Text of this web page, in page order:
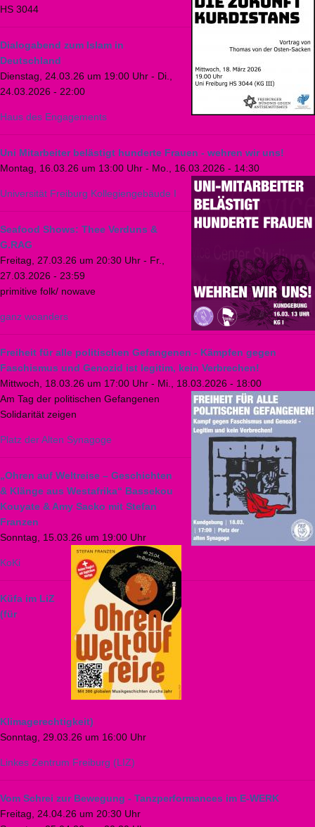
HS 3044
Dialogabend zum Islam in
Deutschland
Dienstag, 24.03.26 um 19:00 Uhr - Di.,
24.03.2026 - 22:00
Haus des Engagements
Uni Mitarbeiter belästigt hunderte Frauen - wehren wir uns!
Montag, 16.03.26 um 13:00 Uhr - Mo., 16.03.2026 - 14:30
Universität Freiburg Kollegiengebäude I
Seafood Shows: Thee Verduns &
G.RAG
Freitag, 27.03.26 um 20:30 Uhr - Fr.,
27.03.2026 - 23:59
primitive folk/ nowave
ganz woanders
Freiheit für alle politischen Gefangenen - Kämpfen gegen
Faschismus und Genozid ist legitim, kein Verbrechen!
Mittwoch, 18.03.26 um 17:00 Uhr - Mi., 18.03.2026 - 18:00
Am Tag der politischen Gefangenen
Solidarität zeigen
Platz der Alten Synagoge
„Ohren auf Weltreise – Geschichten
& Klänge aus Westafrika“ Bassekou
Kouyate & Amy Sacko mit Stefan
Franzen
Sonntag, 15.03.26 um 19:00 Uhr
KoKi
Küfa im LiZ
(für
Klimagerechtigkeit)
Sonntag, 29.03.26 um 16:00 Uhr
Linkes Zentrum Freiburg (LIZ)
Vom Schrei zur Bewegung - Tanzperformances im E-WERK
Freitag, 24.04.26 um 20:30 Uhr